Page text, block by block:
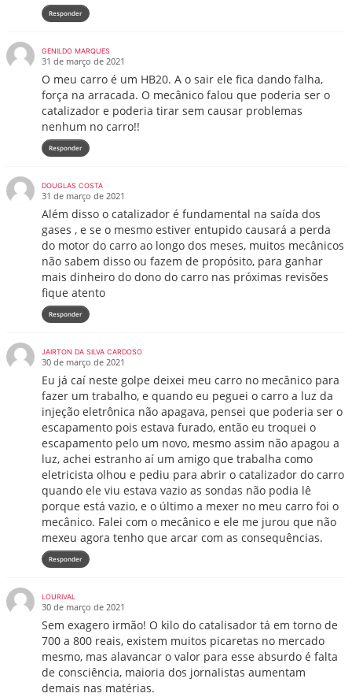
Responder
GENILDO MARQUES
31 de março de 2021
O meu carro é um HB20. A o sair ele fica dando falha,
força na arracada. O mecânico falou que poderia ser o
catalizador e poderia tirar sem causar problemas
nenhum no carro!!
Responder
DOUGLAS COSTA
31 de março de 2021
Além disso o catalizador é fundamental na saída dos
gases , e se o mesmo estiver entupido causará a perda
do motor do carro ao longo dos meses, muitos mecânicos
não sabem disso ou fazem de propósito, para ganhar
mais dinheiro do dono do carro nas próximas revisões
fique atento
Responder
JAIRTON DA SILVA CARDOSO
30 de março de 2021
Eu já caí neste golpe deixei meu carro no mecânico para
fazer um trabalho, e quando eu peguei o carro a luz da
injeção eletrônica não apagava, pensei que poderia ser o
escapamento pois estava furado, então eu troquei o
escapamento pelo um novo, mesmo assim não apagou a
luz, achei estranho aí um amigo que trabalha como
eletricista olhou e pediu para abrir o catalizador do carro
quando ele viu estava vazio as sondas não podia lê
porque está vazio, e o último a mexer no meu carro foi o
mecânico. Falei com o mecânico e ele me jurou que não
mexeu agora tenho que arcar com as consequências.
Responder
LOURIVAL
30 de março de 2021
Sem exagero irmão! O kilo do catalisador tá em torno de
700 a 800 reais, existem muitos picaretas no mercado
mesmo, mas alavancar o valor para esse absurdo é falta
de consciência, maioria dos jornalistas aumentam
demais nas matérias.